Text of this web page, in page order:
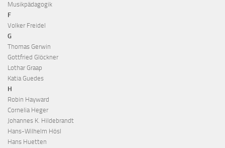
Musikpädagogik
F
Volker Freidel
G
Thomas Gerwin
Gottfried Glöckner
Lothar Graap
Katia Guedes
H
Robin Hayward
Cornelia Heger
Johannes K. Hildebrandt
Hans-Wilhelm Hösl
Hans Huetten